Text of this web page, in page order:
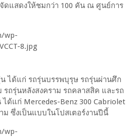
ดแสดงให้ชมกว่า 100 คัน ณ ศูนย์การ
ได้แก่ รถรุ่นบรรพบุรุษ รถรุ่นผ่านศึก
ถรุ่นหลังสงคราม รถคลาสสิค และรถ
ด้แก่ Mercedes-Benz 300 Cabriolet
ม ซึ่งเป็นแบบในโปสเตอร์งานปีนี้